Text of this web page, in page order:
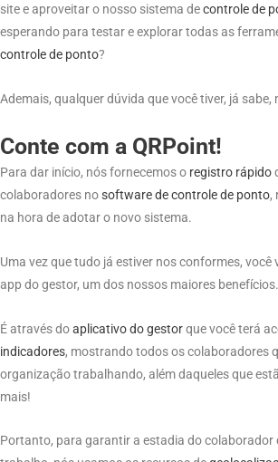
site e aproveitar o nosso sistema decontrole de
esperando para testar e explorar todas as
controle de ponto?
Ademais, qualquer dúvida que você tiver, já sabe,
Conte com a QRPoint!
Para dar início, nós fornecemos o registro rápido
colaboradores nosoftware decontrole de ponto,
na hora de adotar o novo sistema.
Uma vez que tudo já estiver nos conformes,
app do gestor, um dos nossos maiores benefícios.
É através doaplicativo do gestorque você terá
indicadores, mostrando todos os colaboradores
organização trabalhando, além daqueles que
mais!
Portanto, para garantir a estadia do colaborador